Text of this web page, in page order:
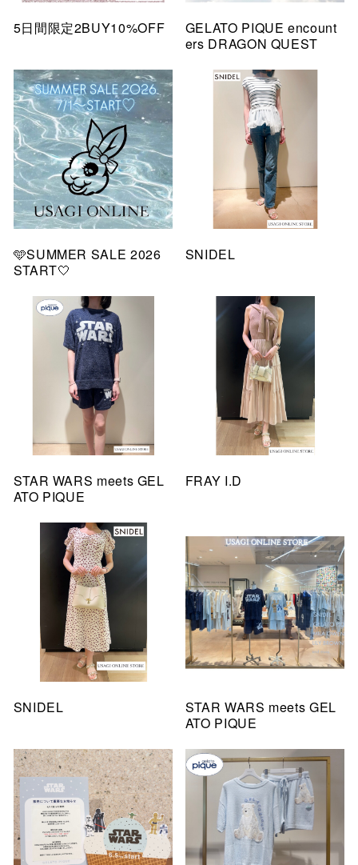
5日間限定2BUY10%OFF
GELATO PIQUE encount
ers DRAGON QUEST
🩵SUMMER SALE 2026
START🤍
SNIDEL
STAR WARS meets GEL
ATO PIQUE
FRAY I.D
SNIDEL
STAR WARS meets GEL
ATO PIQUE